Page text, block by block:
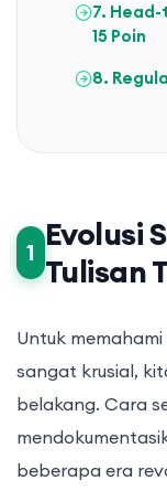
7.
15 Poin
8.
1 Evolusi
Tulisan
Untuk
sangat krusial,
belakang. Cara
beberapa era